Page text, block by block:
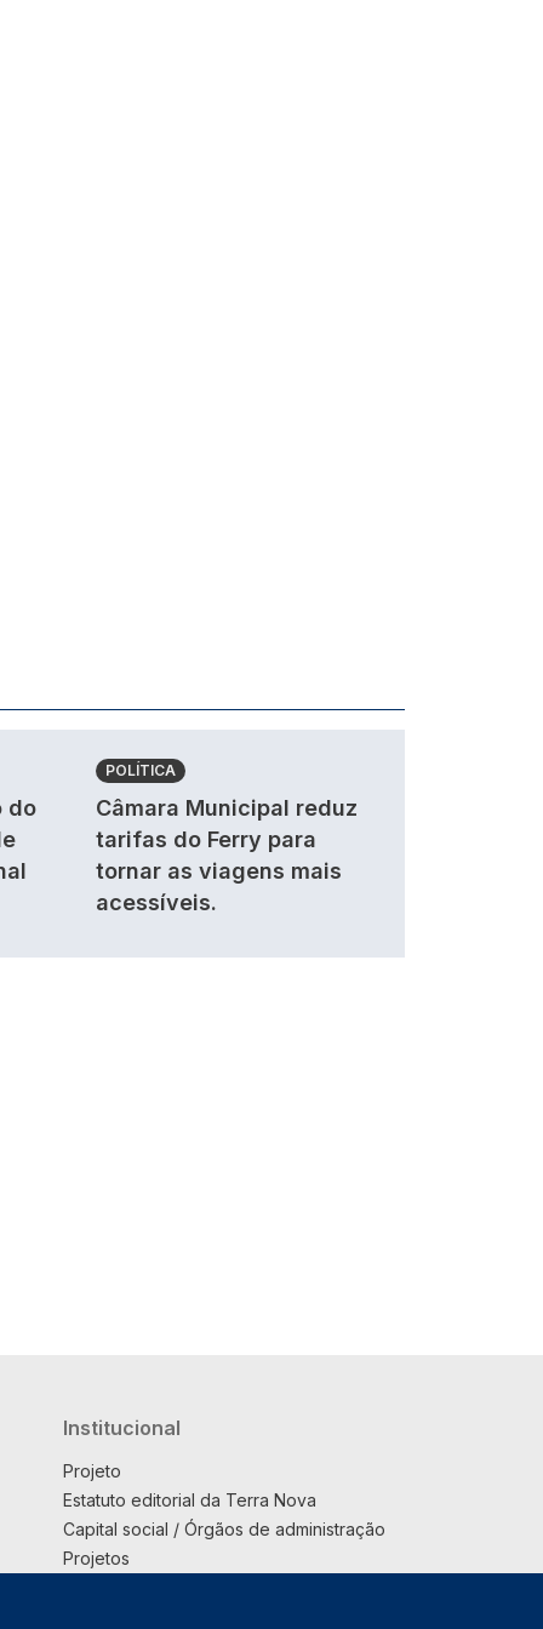
do
POLÍTICA
Câmara Municipal reduz
tarifas do Ferry para
tornar as viagens mais
acessíveis.
Institucional
Projeto
Estatuto editorial da Terra Nova
Capital social / Órgãos de administração
Projetos